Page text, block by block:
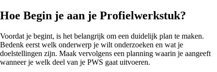
Hoe Begin je aan je Profielwerkstuk?
Voordat je begint, is het belangrijk om een duidelijk plan te maken.
Bedenk eerst welk onderwerp je wilt onderzoeken en wat je
doelstellingen zijn. Maak vervolgens een planning waarin je aangeeft
wanneer je welk deel van je PWS gaat uitvoeren.